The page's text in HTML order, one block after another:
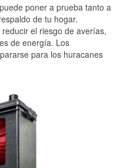
poner a prueba tanto a
de tu hogar.
el riesgo de averías,
de energía. Los
para los huracanes